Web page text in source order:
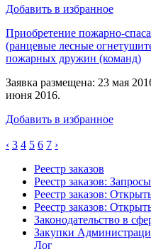
Добавить в избранное
Приобретение пожарно-
(ранцевые лесные
пожарных дружин (команд)
Заявка размещена: 23 мая
июня 2016.
Добавить в избранное
‹ 3 4 5 6 7 ›
Реестр заказов
Реестр заказов:
Реестр заказов:
Реестр заказов:
Законодательство в
Закупки
Лог